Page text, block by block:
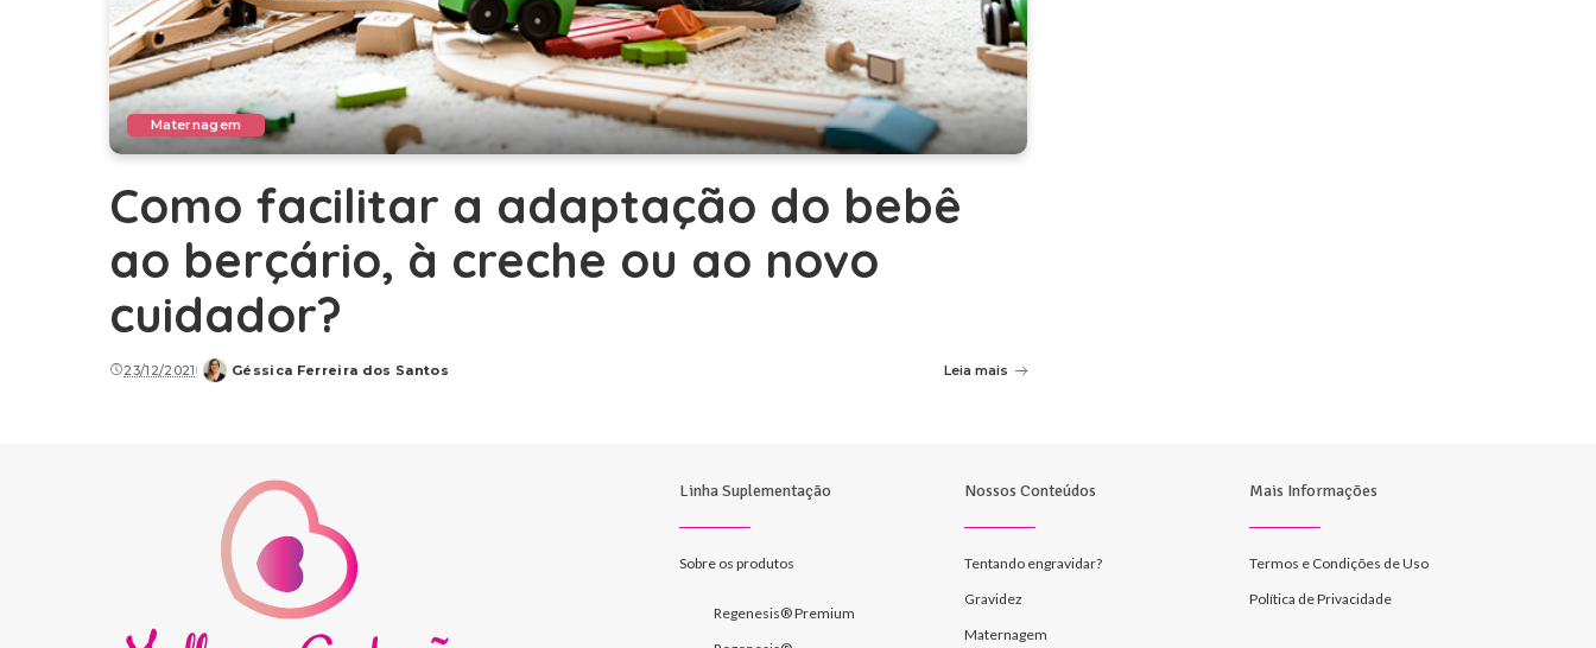
Maternagem
Como facilitar a adaptação do bebê
ao berçário, à creche ou ao novo
cuidador?
23/12/2021
Posted
Géssica Ferreira dos Santos Leia mais
Linha Suplementação
Sobre os produtos
Regenesis® Premium
Nossos Conteúdos
Tentando engravidar?
Gravidez
Maternagem
Mais Informações
Termos e Condições de Uso
Política de Privacidade